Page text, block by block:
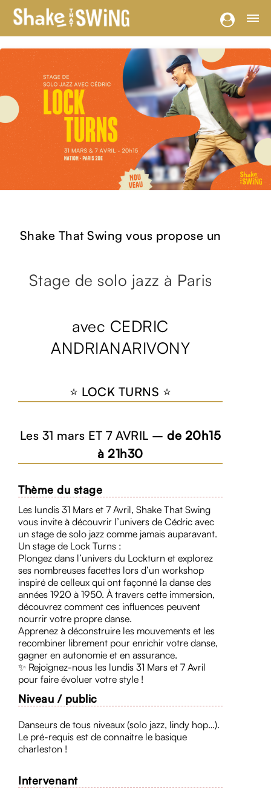
Shake That Swing vous propose un
Stage de solo jazz à Paris
avec CEDRIC
ANDRIANARIVONY
⭐ LOCK TURNS ⭐
Les 31 mars ET 7 AVRIL –de 20h15
à 21h30
Thème du stage
Les lundis 31 Mars et 7 Avril, Shake That Swing
vous invite à découvrir l’univers de Cédric avec
un stage de solo jazz comme jamais auparavant.
Un stage de Lock Turns :
Plongez dans l’univers du Lockturn et explorez
ses nombreuses facettes lors d’un workshop
inspiré de celleux qui ont façonné la danse des
années 1920 à 1950. À travers cette immersion,
découvrez comment ces influences peuvent
nourrir votre propre danse.
Apprenez à déconstruire les mouvements et les
recombiner librement pour enrichir votre danse,
gagner en autonomie et en assurance.
✨ Rejoignez-nous les lundis 31 Mars et 7 Avril
pour faire évoluer votre style !
Niveau / public
Danseurs de tous niveaux (solo jazz, lindy hop…).
Le pré-requis est de connaitre le basique
charleston !
Intervenant